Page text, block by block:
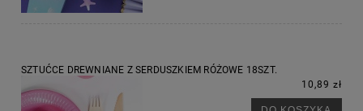
SZTUĆCE DREWNIANE Z SERDUSZKIEM RÓŻOWE 18SZT.
10,89 zł